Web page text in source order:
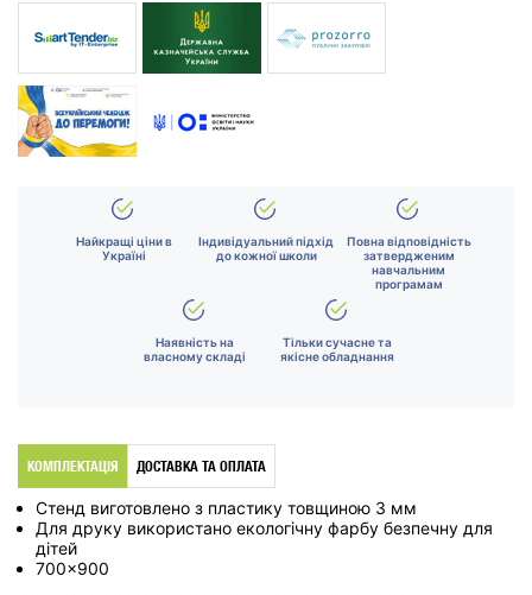
Найкращі ціни в
Україні
Індивідуальний підхід
до кожної школи
Повна відповідність
затвердженим
навчальним
програмам
Наявність на
власному складі
Тільки сучасне та
якісне обладнання
КОМПЛЕКТАЦІЯ ДОСТАВКА ТА ОПЛАТА
Стенд виготовлено з пластику товщиною 3 мм
Для друку використано екологічну фарбу безпечну для
дітей
700x900